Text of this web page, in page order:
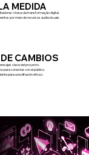
MEDIDA
chave da transformação digital.
por meio de recursos audiovisuais.
CAMBIOS
clave del proyecto.
para conectar con el público.
para una difusión eficaz.